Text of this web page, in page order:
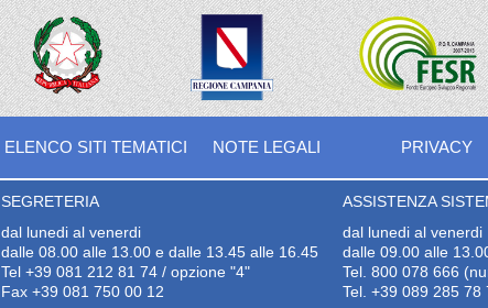
ELENCO SITI TEMATICI NOTE LEGALI PRIVACY
SEGRETERIA
dal lunedi al venerdi
dalle 08.00 alle 13.00 e dalle 13.45 alle 16.45
Tel +39 081 212 81 74 / opzione "4"
Fax +39 081 750 00 12
ASSISTENZA
dal lunedi al venerdi
dalle 09.00 alle
Tel. 800 078 666
Tel. +39 089 285